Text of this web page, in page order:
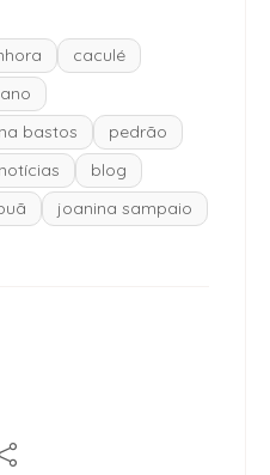
caculé
bastos
pedrão
notícias
blog
joanina sampaio